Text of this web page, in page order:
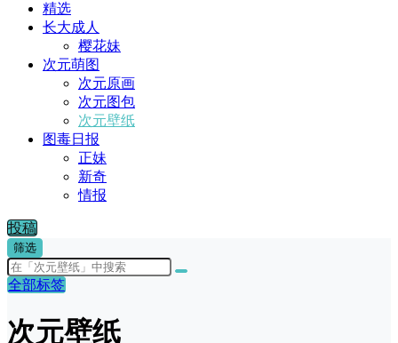
精选
长大成人
樱花妹
次元萌图
次元原画
次元图包
次元壁纸
图毒日报
正妹
新奇
情报
投稿
筛选
全部标签
次元壁纸